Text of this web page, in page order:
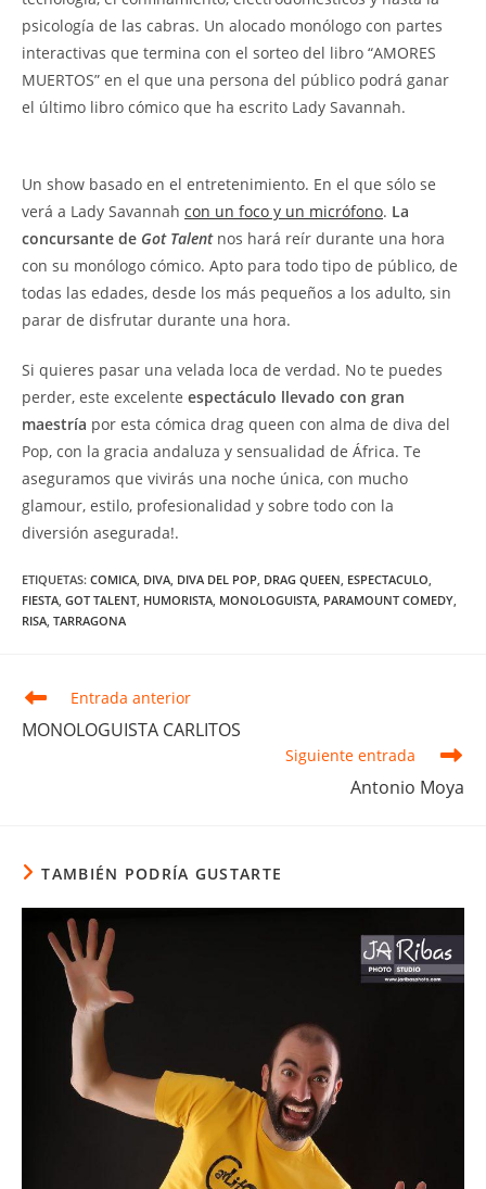
psicología de las cabras. Un alocado monólogo con partes
interactivas que termina con el sorteo del libro “AMORES
MUERTOS” en el que una persona del público podrá ganar
el último libro cómico que ha escrito Lady Savannah.
Un show basado en el entretenimiento. En el que sólo se
verá a Lady Savannah con un foco y un micrófono. La
concursante de Got Talentnos hará reír durante una hora
con su monólogo cómico. Apto para todo tipo de público, de
todas las edades, desde los más pequeños a los adulto, sin
parar de disfrutar durante una hora.
Si quieres pasar una velada loca de verdad. No te puedes
perder, este excelente espectáculo llevado con gran
maestría por esta cómica drag queen con alma de diva del
Pop, con la gracia andaluza y sensualidad de África. Te
aseguramos que vivirás una noche única, con mucho
glamour, estilo, profesionalidad y sobre todo con la
diversión asegurada!.
ETIQUETAS: COMICA DIVA DIVA DEL POP DRAG QUEEN ESPECTACULO
FIESTA GOT TALENT HUMORISTA MONOLOGUISTA PARAMOUNT COMEDY
RISA TARRAGONA
Leer
artículos
Entrada anterior
MONOLOGUISTA CARLITOS
Siguiente entrada
Antonio Moya
TAMBIÉN PODRÍA GUSTARTE